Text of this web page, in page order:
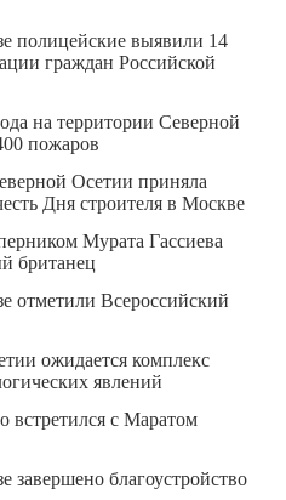
полицейские выявили 14
граждан Российской
на территории Северной
пожаров
Осетии приняла
Дня строителя в Москве
Мурата Гассиева
британец
отметили Всероссийский
ожидается комплекс
явлений
встретился с Маратом
завершено благоустройство